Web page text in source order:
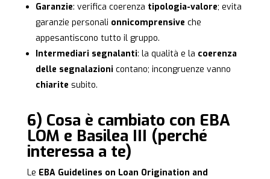
Garanzie: verifica coerenza tipologia-valore; evita
garanzie personali onnicomprensive che
appesantiscono tutto il gruppo.
Intermediari segnalanti: la qualità e la coerenza
delle segnalazioni contano; incongruenze vanno
chiarite subito.
6) Cosa è cambiato con EBA
LOM e Basilea III (perché
interessa a te)
Le EBA Guidelines on Loan Origination and